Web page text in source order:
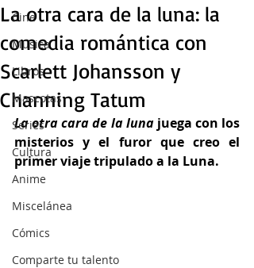
Cine
Música
Libros
Mascotas
Series
Cultura
Anime
Miscelánea
Cómics
Comparte tu talento
La otra cara de la luna: la
comedia romántica con
Scarlett Johansson y
Channing Tatum
La otra cara de la luna juega con los
misterios y el furor que creo el
primer viaje tripulado a la Luna.